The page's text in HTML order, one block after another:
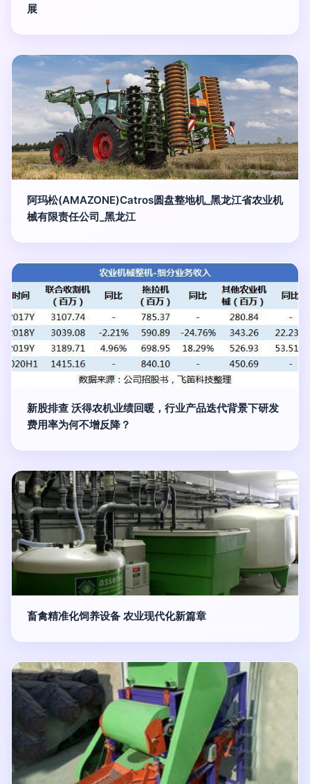
展
阿玛松(AMAZONE)Catros圆盘整地机_黑龙江省农业机
械有限责任公司_黑龙江
新股排查 沃得农机业绩回暖，行业产品迭代背景下研发
费用率为何不增反降？
畜禽精准化饲养设备 农业现代化新篇章